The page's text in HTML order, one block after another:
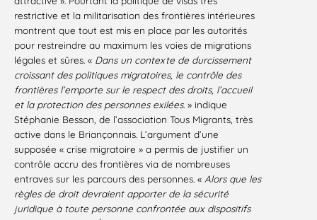
restrictive et la militarisation des frontières intérieures
montrent que tout est mis en place par les autorités
pour restreindre au maximum les voies de migrations
légales et sûres. « Dans un contexte de durcissement
croissant des politiques migratoires, le contrôle des
frontières l’emporte sur le respect des droits, l’accueil
et la protection des personnes exilées. » indique
Stéphanie Besson, de l’association Tous Migrants, très
active dans le Briançonnais. L’argument d’une
supposée « crise migratoire » a permis de justifier un
contrôle accru des frontières via de nombreuses
entraves sur les parcours des personnes. « Alors que les
règles de droit devraient apporter de la sécurité
juridique à toute personne confrontée aux dispositifs